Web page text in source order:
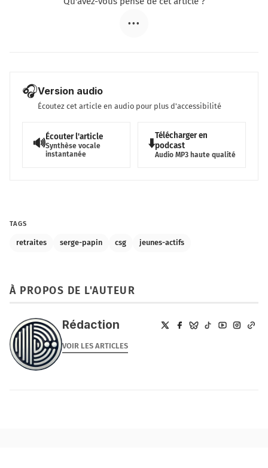
•••
🎧Version audio
Écoutez cet article en audio pour plus d'accessibilité
🔊Écouter l'article
Synthèse vocale
instantanée
⬇️
Télécharger en
podcast
Audio MP3 haute qualité
TAGS
retraites serge-papin csg jeunes-actifs
À PROPOS DE L'AUTEUR
Rédaction
VOIR LES ARTICLES